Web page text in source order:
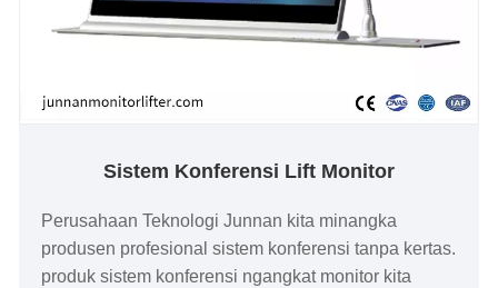
Sistem Konferensi Lift Monitor
Perusahaan Teknologi Junnan kita minangka
produsen profesional sistem konferensi tanpa kertas.
produk sistem konferensi ngangkat monitor kita